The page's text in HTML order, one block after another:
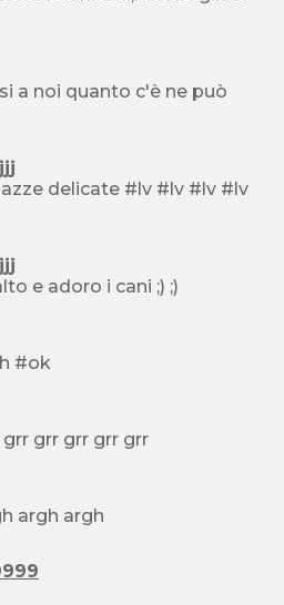
a noi quanto c'è ne può
delicate #lv #lv #lv #lv
sono bello e alto e adoro i cani ;) ;)
argh argh argh #ok
bloccato al 15 grr grr grr grr grr
bello argh argh argh argh